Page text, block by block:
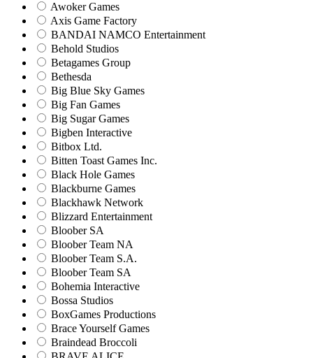
Awoker Games
Axis Game Factory
BANDAI NAMCO Entertainment
Behold Studios
Betagames Group
Bethesda
Big Blue Sky Games
Big Fan Games
Big Sugar Games
Bigben Interactive
Bitbox Ltd.
Bitten Toast Games Inc.
Black Hole Games
Blackburne Games
Blackhawk Network
Blizzard Entertainment
Bloober SA
Bloober Team NA
Bloober Team S.A.
Bloober Team SA
Bohemia Interactive
Bossa Studios
BoxGames Productions
Brace Yourself Games
Braindead Broccoli